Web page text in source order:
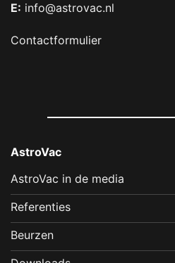
E: info@astrovac.nl
Contactformulier
AstroVac
AstroVac in de media
Referenties
Beurzen